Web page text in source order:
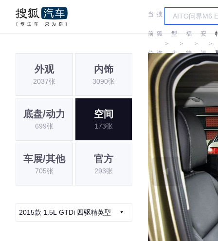
当
前
位
置:
搜
狐
汽
车
＞
车
型
大
全
＞
福
特
＞
长
安
福
＞
外观
2037张
内饰
3090张
底盘/动力
699张
空间
173张
车展/其他
705张
官方
293张
2015款 1.5L GTDi 四驱精英型